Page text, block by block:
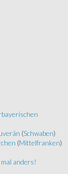
(Schwaben)
(Mittelfranken)
anders!